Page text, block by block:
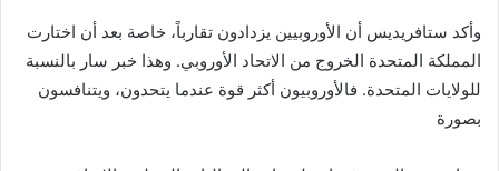
وأكد ستافريديس أن الأوروبيين يزدادون تقارباً، خاصة بعد أن اختارت
المملكة المتحدة الخروج من الاتحاد الأوروبي. وهذا خبر سار بالنسبة
للولايات المتحدة. فالأوروبيون أكثر قوة عندما يتحدون، ويتنافسون
بصورة